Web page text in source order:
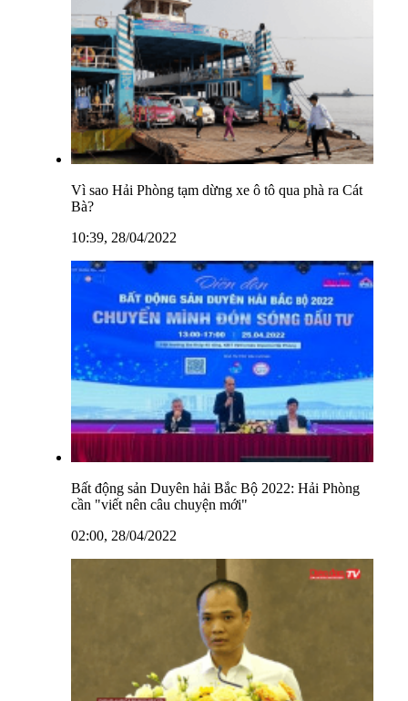
Vì sao Hải Phòng tạm dừng xe ô tô qua phà ra Cát
Bà?
10:39, 28/04/2022
Bất động sản Duyên hải Bắc Bộ 2022: Hải Phòng
cần "viết nên câu chuyện mới"
02:00, 28/04/2022